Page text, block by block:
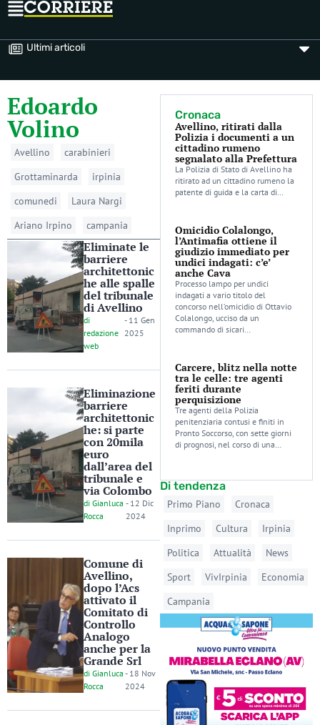
Ultimi articoli
Edoardo
Volino
Avellino
carabinieri
Grottaminarda
irpinia
comunedi
Laura Nargi
Ariano Irpino
campania
Eliminate le
barriere
architettonic
he alle spalle
del tribunale
di Avellino
di
redazione
web
- 11 Gen
2025
Eliminazione
barriere
architettonic
he: si parte
con 20mila
euro
dall’area del
tribunale e
via Colombo
di Gianluca
Rocca
- 12 Dic
2024
Comune di
Avellino,
dopo l’Acs
attivato il
Comitato di
Controllo
Analogo
anche per la
Grande Srl
di Gianluca
Rocca
- 18 Nov
2024
Cronaca
Avellino, ritirati dalla
Polizia i documenti a un
cittadino rumeno
segnalato alla Prefettura
La Polizia di Stato di Avellino ha
ritirato ad un cittadino rumeno la
patente di guida e la carta di…
Omicidio Colalongo,
l’Antimafia ottiene il
giudizio immediato per
undici indagati: c’e’
anche Cava
Processo lampo per undici
indagati a vario titolo del
concorso nell’omicidio di Ottavio
Colalongo, ucciso da un
commando di sicari…
Carcere, blitz nella notte
tra le celle: tre agenti
feriti durante
perquisizione
Tre agenti della Polizia
penitenziaria contusi e finiti in
Pronto Soccorso, con sette giorni
di prognosi, nel corso di una…
Di tendenza
Primo Piano
Cronaca
Inprimo
Cultura
Irpinia
Politica
Attualità
News
Sport
VivIrpinia
Economia
Campania